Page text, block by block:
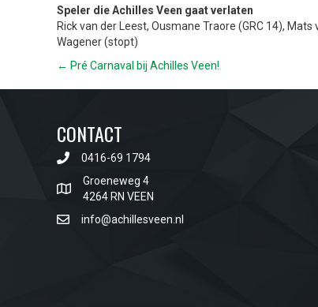
Speler die Achilles Veen gaat verlaten
Rick van der Leest, Ousmane Traore (GRC 14),
Wagener (stopt)
POSTS
← Pré Carnaval bij Achilles Veen!
CONTACT
0416-69 1794
Groeneweg 4
4264 RN VEEN
info@achillesveen.nl